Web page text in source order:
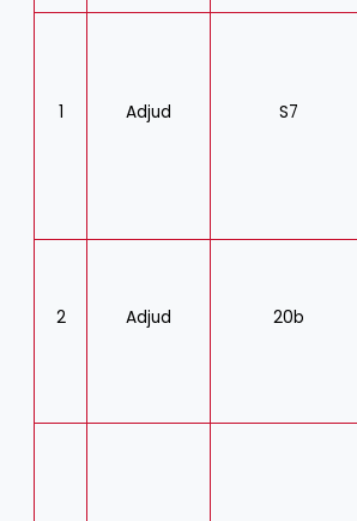
1 Adjud S7
2 Adjud 20b